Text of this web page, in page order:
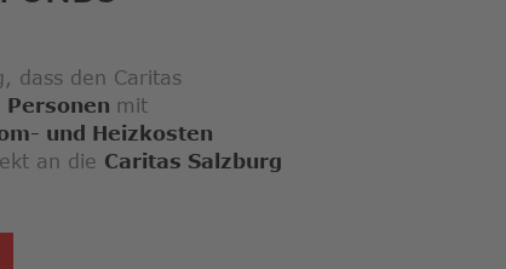
dass den Caritas
Personen mit
und Heizkosten
an die Caritas Salzburg